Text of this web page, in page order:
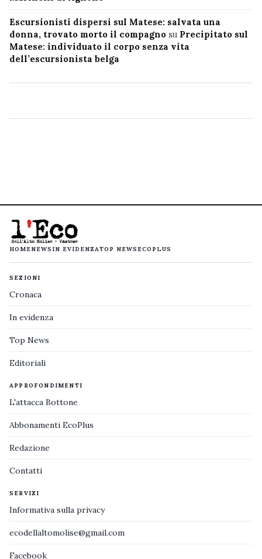
Escursionisti dispersi sul Matese: salvata una
donna, trovato morto il compagno su Precipitato sul
Matese: individuato il corpo senza vita
dell’escursionista belga
HOMENEWS IN EVIDENZATOP NEWS ECOPLUS
SEZIONI
Cronaca
In evidenza
Top News
Editoriali
APPROFONDIMENTI
L'attacca Bottone
Abbonamenti EcoPlus
Redazione
Contatti
SERVIZI
Informativa sulla privacy
ecodellaltomolise@gmail.com
Facebook